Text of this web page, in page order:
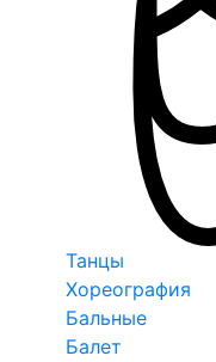
Танцы
Хореография
Бальные
Балет